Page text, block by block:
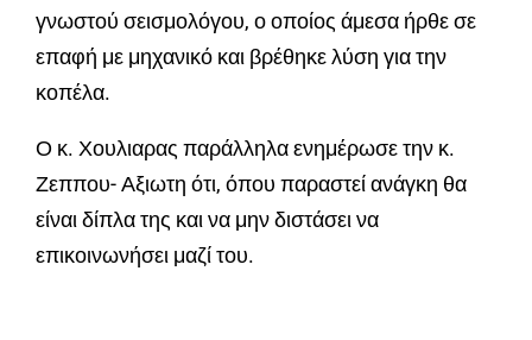
γνωστού σεισμολόγου, ο οποίος άμεσα ήρθε σε
επαφή με μηχανικό και βρέθηκε λύση για την
κοπέλα.
Ο κ. Χουλιαρας παράλληλα ενημέρωσε την κ.
Ζεππου- Αξιωτη ότι, όπου παραστεί ανάγκη θα
είναι δίπλα της και να μην διστάσει να
επικοινωνήσει μαζί του.